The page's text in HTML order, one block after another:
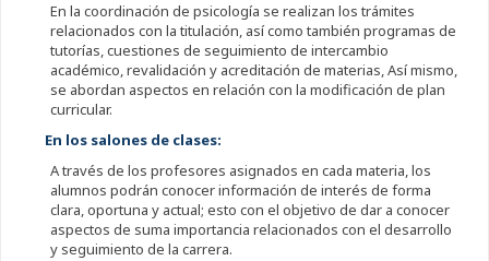
En la coordinación de psicología se realizan los trámites
relacionados con la titulación, así como también programas de
tutorías, cuestiones de seguimiento de intercambio
académico, revalidación y acreditación de materias, Así mismo,
se abordan aspectos en relación con la modificación de plan
curricular.
En los salones de clases:
A través de los profesores asignados en cada materia, los
alumnos podrán conocer información de interés de forma
clara, oportuna y actual; esto con el objetivo de dar a conocer
aspectos de suma importancia relacionados con el desarrollo
y seguimiento de la carrera.